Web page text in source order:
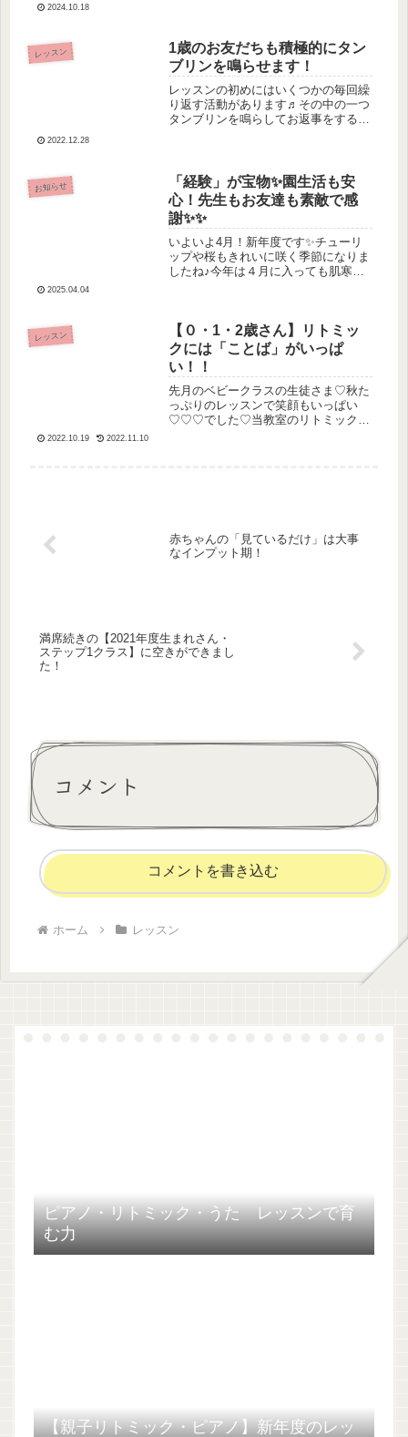
う、みんなかわいすぎてかわいすぎ
て・・...
2024.10.18
レッスン
1歳のお友だちも積極的にタン
ブリンを鳴らせます！
レッスンの初めにはいくつかの毎回繰
り返す活動があります♬その中の一つ
タンブリンを鳴らしてお返事をすると
ちも繰り返すうちにものすごく積極性
が...
2022.12.28
お知らせ
「経験」が宝物✨園生活も安
心！先生もお友達も素敵で感
謝✨✨
いよいよ4月！新年度です✨チューリ
ップや桜もきれいに咲く季節になりま
したね♪今年は４月に入っても肌寒い
ました♪さて、来月末で当教室は３周
年...
2025.04.04
レッスン
【０・1・2歳さん】リトミッ
クには「ことば」がいっぱ
い！！
先月のベビークラスの生徒さま♡秋た
っぷりのレッスンで笑顔もいっぱい
♡♡♡でした♡当教室のリトミックで
2022.10.19 2022.11.10
赤ちゃんの「見ているだけ」は大事
なインプット期！
満席続きの【2021年度生まれさん・
ステップ1クラス】に空きができまし
た！
コメント
コメントを書き込む
ホーム レッスン
ピアノ・リトミック・うた レッスンで育
む力
【親子リトミック・ピアノ】新年度のレッ